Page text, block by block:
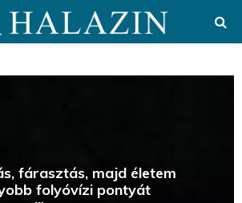
fárasztás, majd életem
folyóvízi pontyát